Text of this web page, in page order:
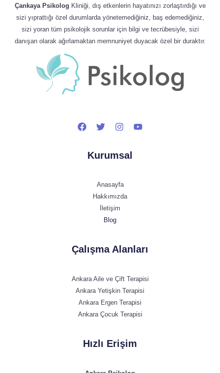
Çankaya Psikolog Kliniği, dış etkenlerin hayatınızı zorlaştırdığı ve
sizi yıprattığı özel durumlarda yönetemediğiniz, baş edemediğiniz,
sizi yoran tüm psikolojik sorunlar için bilgi ve tecrübesiyle, sizi
danışan olarak ağırlamaktan memnuniyet duyacak özel bir duraktır.
Kurumsal
Anasayfa
Hakkımızda
İletişim
Blog
Çalışma Alanları
Ankara Aile ve Çift Terapisi
Ankara Yetişkin Terapisi
Ankara Ergen Terapisi
Ankara Çocuk Terapisi
Hızlı Erişim